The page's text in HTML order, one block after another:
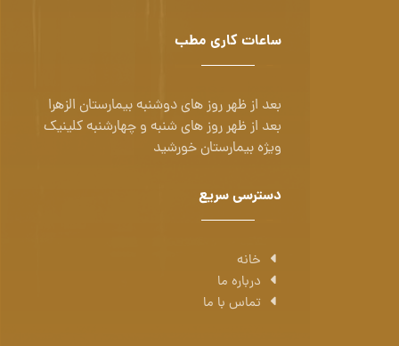
ساعات کاری مطب
بعد از ظهر روز های دوشنبه بیمارستان الزهرا
بعد از ظهر روز های شنبه و چهارشنبه کلینیک
ویژه بیمارستان خورشید
دسترسی سریع
خانه
درباره ما
تماس با ما